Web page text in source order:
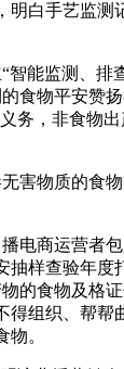
明白手艺监测
能监测、排
食物平安赞
务，非食物
害物质的食
电商运营者
样查验年度
的食物及格
得组织、帮帮
。